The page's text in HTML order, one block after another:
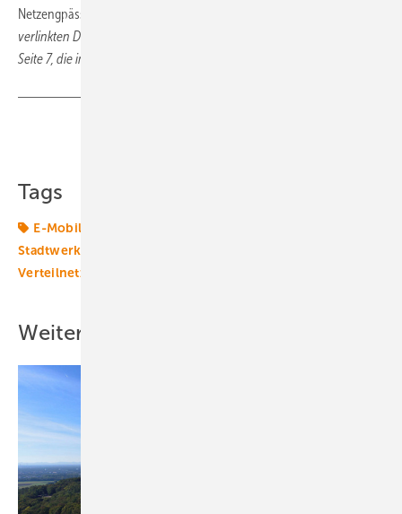
Netzengpässen in der Energieversorgung gehe. (
verlinkten Dokument zu den Bedenken der EU den 3. Absatz auf PDF-
Seite 7, die im Dokument Seite 5 genannt wird
Tags
E-Mobilität
Stadtwerk
Verteilnetze
Weitere Inhalte